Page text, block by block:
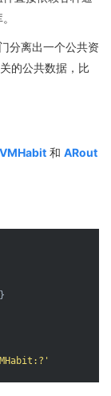
分离出一个公共资
的公共数据，比
和 ARout
}